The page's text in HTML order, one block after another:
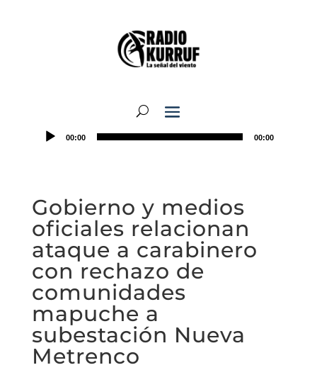
00:00 00:00
Gobierno y medios
oficiales relacionan
ataque a carabinero
con rechazo de
comunidades
mapuche a
subestación Nueva
Metrenco